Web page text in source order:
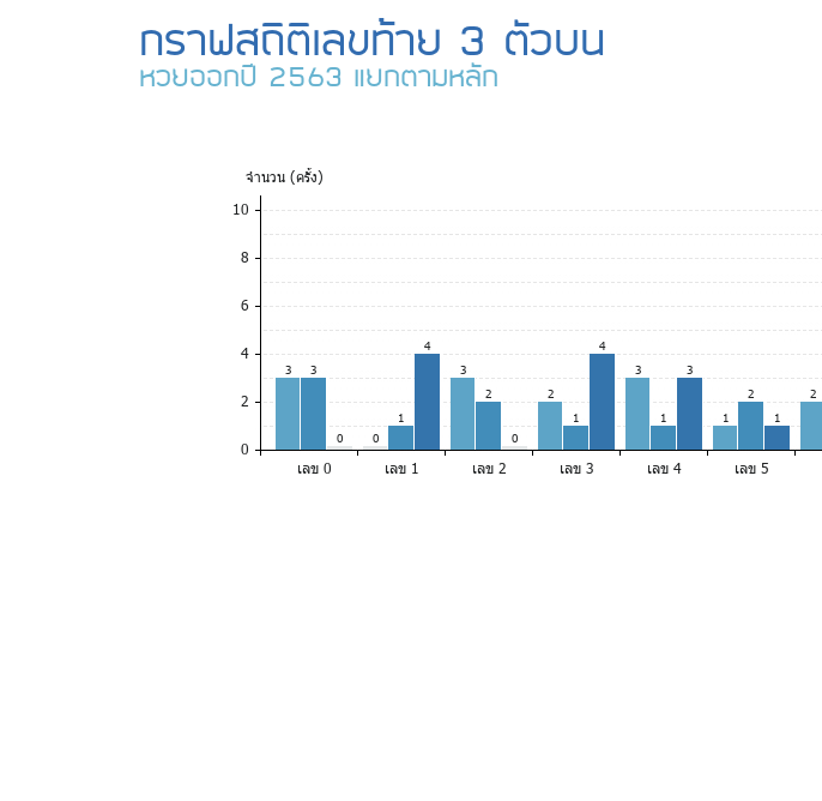
กราฟสถิติเลขท้าย 3 ตัวบน
หวยออกปี 2563 แยกตามหลัก
จำนวน (ครั้ง)
10
8
6
4
2
0
3 3
0 0
1
4
3
2
0
2
1
4
3
1
3
1
2
1
2
เลข 0 เลข 1 เลข 2 เลข 3 เลข 4 เลข 5